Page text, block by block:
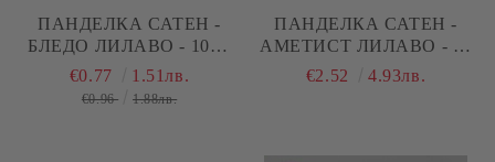
ПАНДЕЛКА САТЕН -
БЛЕДО ЛИЛАВО - 10М.
№31
€0.77 1.51лв.
€0.96 1.88лв.
ПАНДЕЛКА САТЕН -
АМЕТИСТ ЛИЛАВО - 10
М. №34
€2.52 4.93лв.